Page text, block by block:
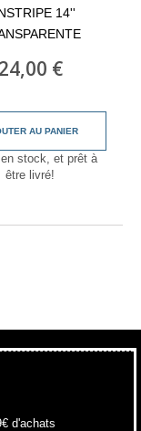
14''
24,00 €
AU PANIER
stock, et prêt à
être livré!
d'achats